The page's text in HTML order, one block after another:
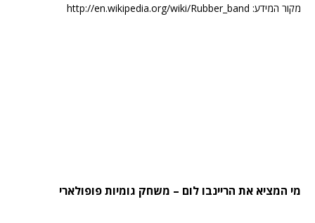
מקור המידע: http://en.wikipedia.org/wiki/Rubber_band
מי המציא את הריינבו לום – משחק גומיות פופולארי